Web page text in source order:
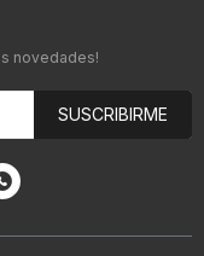
novedades!
SUSCRIBIRME